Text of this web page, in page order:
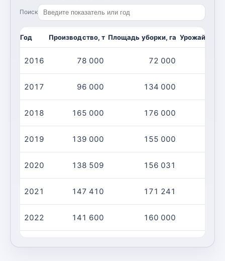
Поиск
Год Производство, т Площадь уборки, га
2016 78 000 72 000
2017 96 000 134 000
2018 165 000 176 000
2019 139 000 155 000
2020 138 509 156 031
2021 147 410 171 241
2022 141 600 160 000